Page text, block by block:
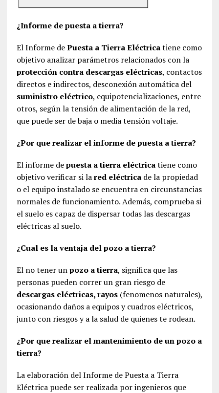
¿Informe de puesta a tierra?
El Informe dePuesta a Tierra Eléctricatiene como
objetivo analizar parámetros relacionados con la
protección contra descargas eléctricas, contactos
directos e indirectos, desconexión automática del
suministro eléctrico, equipotencializaciones, entre
otros, según la tensión de alimentación de la red,
que puede ser de baja o media tensión voltaje.
¿Por que realizar el informe de puesta a tierra?
El informe depuesta a tierra eléctricatiene como
objetivo verificar si lared eléctricade la propiedad
o el equipo instalado se encuentra en circunstancias
normales de funcionamiento. Además, comprueba si
el suelo es capaz de dispersar todas las descargas
eléctricas al suelo.
¿Cual es la ventaja del pozo a tierra?
El no tener unpozo a tierra, significa que las
personas pueden correr un gran riesgo de
descargas eléctricas, rayos(fenomenos naturales),
ocasionando daños a equipos y cuadros eléctricos,
junto con riesgos y a la salud de quienes te rodean.
¿Por que realizar el mantenimiento de un pozo a
tierra?
La elaboración del Informe de Puesta a Tierra
Eléctrica puede ser realizada por ingenieros que